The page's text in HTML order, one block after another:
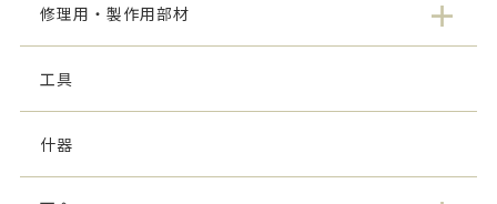
修理用・製作用部材
工具
什器